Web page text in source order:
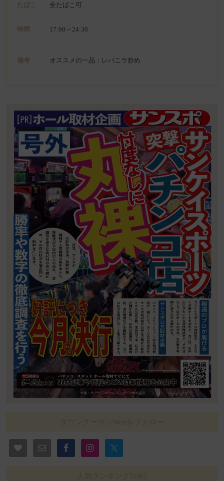
たばこ 全たばこ可
時間 17:00～24:30
備考 オススメの一品：レバニラ炒め